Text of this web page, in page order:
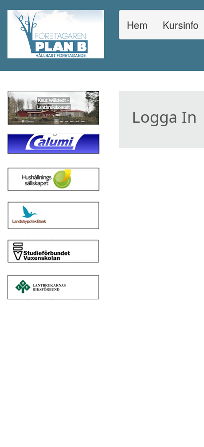
Hem Kursinfo
Logga In